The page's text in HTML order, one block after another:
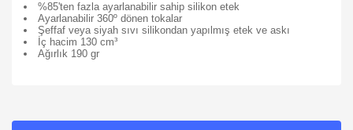
%85'ten fazla ayarlanabilir sahip silikon etek
Ayarlanabilir 360º dönen tokalar
Şeffaf veya siyah sıvı silikondan yapılmış etek ve askı
İç hacim 130 cm³
Ağırlık 190 gr
kullanarak tarafımıza iletebilirsiniz.